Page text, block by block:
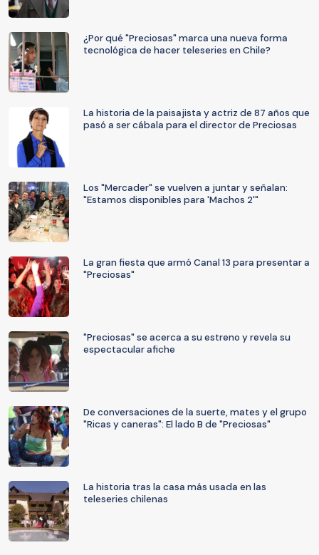
¿Por qué "Preciosas" marca una nueva forma
tecnológica de hacer teleseries en Chile?
La historia de la paisajista y actriz de 87 años que
pasó a ser cábala para el director de Preciosas
Los "Mercader" se vuelven a juntar y señalan:
"Estamos disponibles para 'Machos 2'"
La gran fiesta que armó Canal 13 para presentar a
"Preciosas"
"Preciosas" se acerca a su estreno y revela su
espectacular afiche
De conversaciones de la suerte, mates y el grupo
"Ricas y caneras": El lado B de "Preciosas"
La historia tras la casa más usada en las
teleseries chilenas